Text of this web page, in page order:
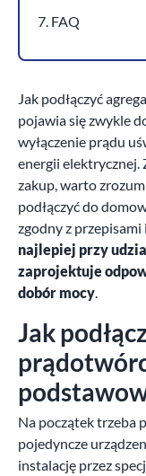
7. FAQ
Jak podłączyć
pojawia się zwykle
wyłączenie prądu
energii elektrycznej.
zakup, warto
podłączyć do
zgodny z
najlepiej przy
zaprojektuje
dobór mocy.
Jak
Na początek trzeba
pojedyncze
instalację przez